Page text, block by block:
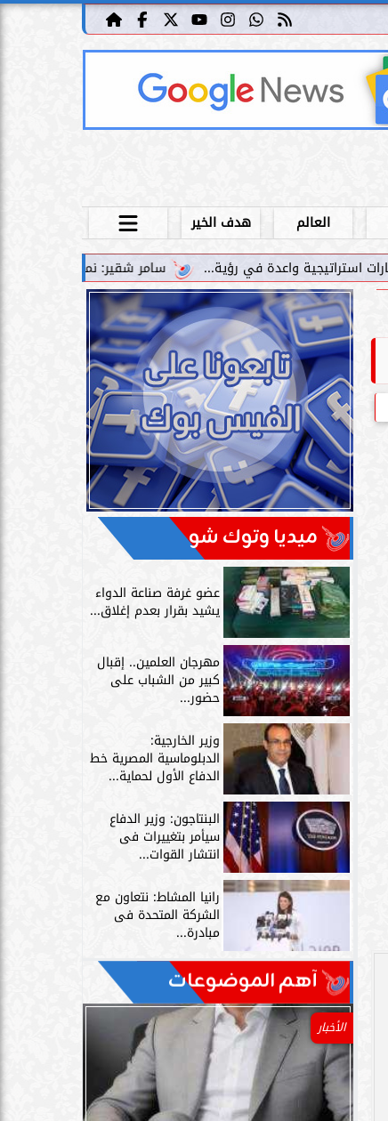
العالم
هدف الخير
سامر شقير: نمو صناديق الاستثمار الخاصة دليل حي
ميديا وتوك شو
عضو غرفة صناعة الدواء
يشيد بقرار بعدم إغلاق...
مهرجان العلمين.. إقبال
كبير من الشباب على
حضور...
وزير الخارجية:
الدبلوماسية المصرية خط
الدفاع الأول لحماية...
البنتاجون: وزير الدفاع
سيأمر بتغييرات فى
انتشار القوات...
رانيا المشاط: نتعاون مع
الشركة المتحدة فى
مبادرة...
آهم الموضوعات
الأخبار